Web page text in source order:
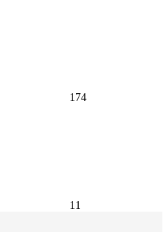
174
11